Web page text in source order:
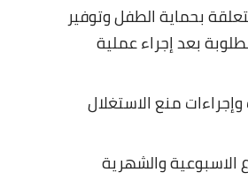
بحماية الطفل وتوفير
بعد إجراء عملية
منع الاستغلال
الاسبوعية والشهرية